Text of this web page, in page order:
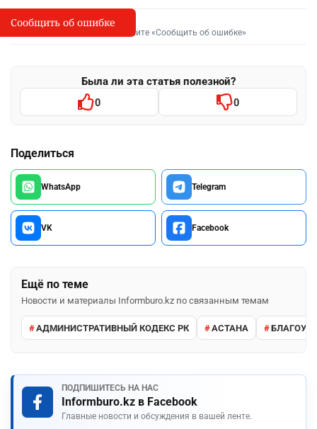
I
Сообщить об опечатке
Выделите фрагмент и нажмите «Сообщить об ошибке»
Была ли эта статья полезной?
0 0
Поделиться
WhatsApp Telegram
VK Facebook
Ещё по теме
Новости и материалы Informburo.kz по связанным темам
АДМИНИСТРАТИВНЫЙ КОДЕКС РК АСТАНА
ПОДПИШИТЕСЬ НА НАС
Informburo.kz в Facebook
Главные новости и обсуждения в вашей ленте.
Сообщить об ошибке